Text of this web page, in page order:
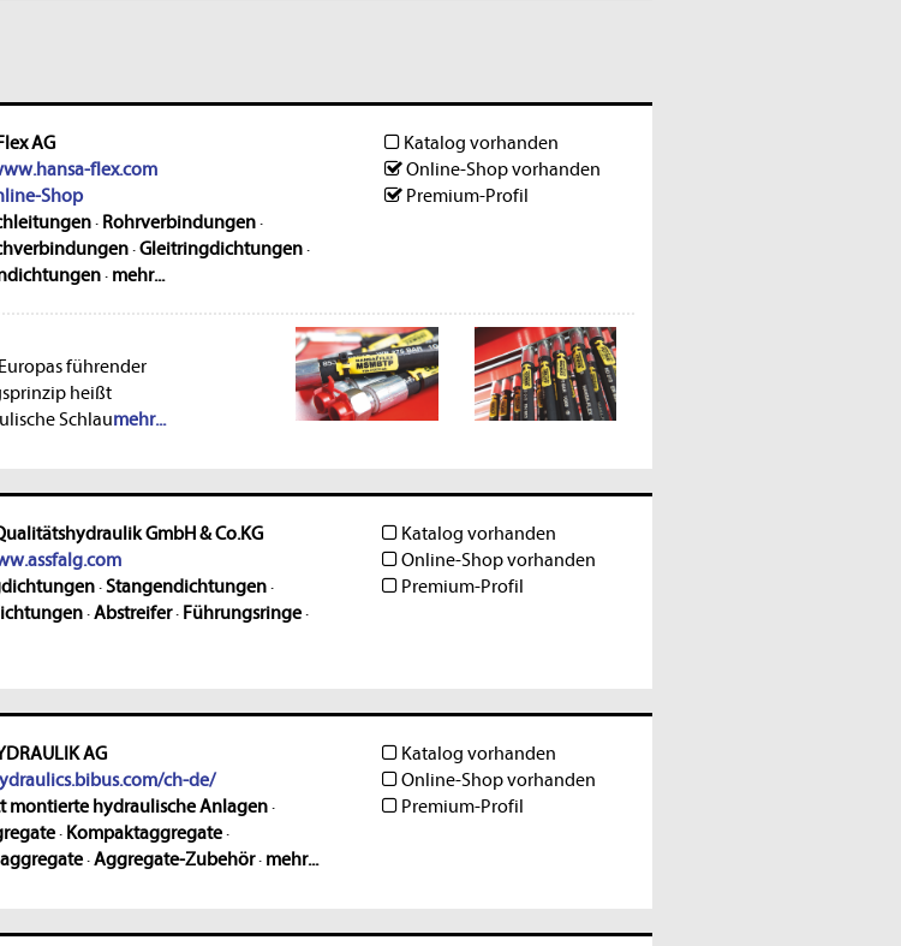
AG
flex.com
Shop
· Rohrverbindungen·
·Gleitringdichtungen·
· mehr...
Katalog vorhanden
Online-Shop vorhanden
Premium-Profil
führender
heißt
Schlaumehr...
GmbH & Co.KG
·Stangendichtungen·
·Abstreifer· Führungsringe·
Katalog vorhanden
Online-Shop vorhanden
Premium-Profil
AG
ch-de/
montierte hydraulische Anlagen·
· Kompaktaggregate·
·Aggregate-Zubehör· mehr...
Katalog vorhanden
Online-Shop vorhanden
Premium-Profil